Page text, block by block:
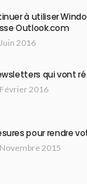
à utiliser
Outlook.com
2016
qui vont
2016
pour rendre
2015